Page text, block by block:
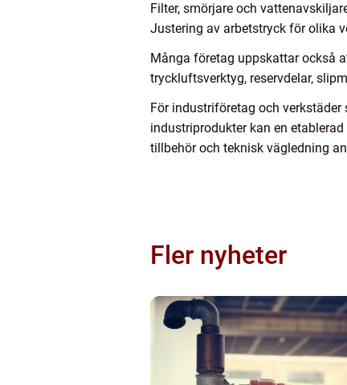
Filter, smörjare och
Justering av arbetstryck för olika
Många företag uppskattar också
tryckluftsverktyg, reservdelar,
För industriföretag och
industriprodukter kan en
tillbehör och teknisk vägledning
Fler nyheter